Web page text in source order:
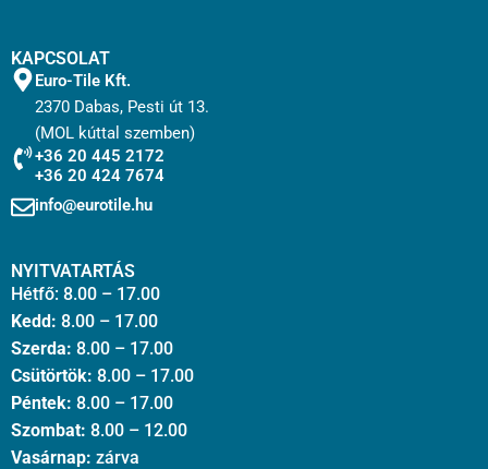
KAPCSOLAT
Euro-Tile Kft.
2370 Dabas, Pesti út 13.
(MOL kúttal szemben)
+36 20 445 2172
+36 20 424 7674
info@eurotile.hu
NYITVATARTÁS
Hétfő: 8.00 – 17.00
Kedd: 8.00 – 17.00
Szerda: 8.00 – 17.00
Csütörtök: 8.00 – 17.00
Péntek: 8.00 – 17.00
Szombat: 8.00 – 12.00
Vasárnap: zárva